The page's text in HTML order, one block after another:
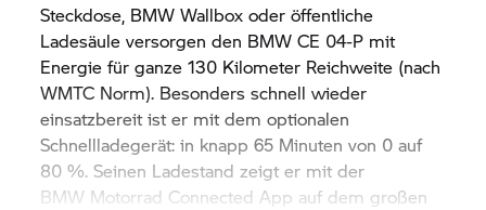
Steckdose, BMW Wallbox oder öffentliche
Ladesäule versorgen den BMW CE 04-P mit
Energie für ganze 130 Kilometer Reichweite (nach
WMTC Norm). Besonders schnell wieder
einsatzbereit ist er mit dem optionalen
Schnellladegerät: in knapp 65 Minuten von 0 auf
80 %. Seinen Ladestand zeigt er mit der
BMW Motorrad Connected App auf dem großen